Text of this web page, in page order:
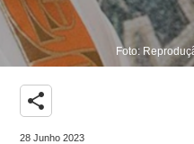
Foto:
share
28 Junho 2023